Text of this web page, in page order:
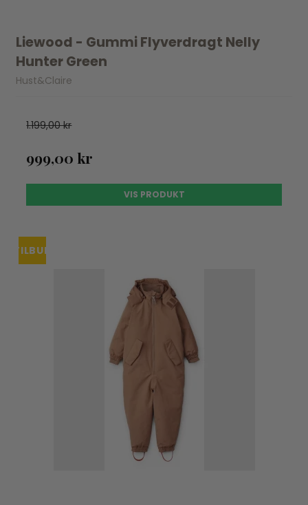
Liewood - Gummi Flyverdragt Nelly
Hunter Green
Hust&Claire
1.199,00 kr
999,00 kr
VIS PRODUKT
TILBUD